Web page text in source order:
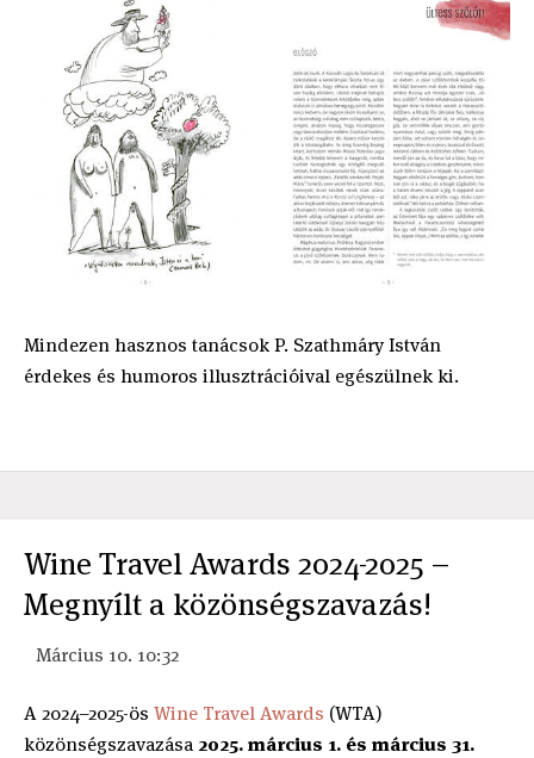
Mindezen hasznos tanácsok P. Szathmáry István
érdekes és humoros illusztrációival egészülnek ki.
Wine Travel Awards 2024-2025 –
Megnyílt a közönségszavazás!
Március 10. 10:32
A 2024–2025-ös Wine Travel Awards (WTA)
közönségszavazása 2025. március 1. és március 31.